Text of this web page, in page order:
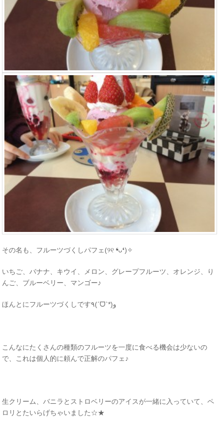
その名も、フルーツづくしパフェ(୨୧ ❛ᴗ❛)✧
いちご、バナナ、キウイ、メロン、グレープフルーツ、オレンジ、り
んご、ブルーベリー、マンゴー♪
ほんとにフルーツづくしです٩(ˊᗜˋ*)و
こんなにたくさんの種類のフルーツを一度に食べる機会は少ないの
で、これは個人的に頼んで正解のパフェ♪
生クリーム、バニラとストロベリーのアイスが一緒に入っていて、ペ
ロリとたいらげちゃいました☆★